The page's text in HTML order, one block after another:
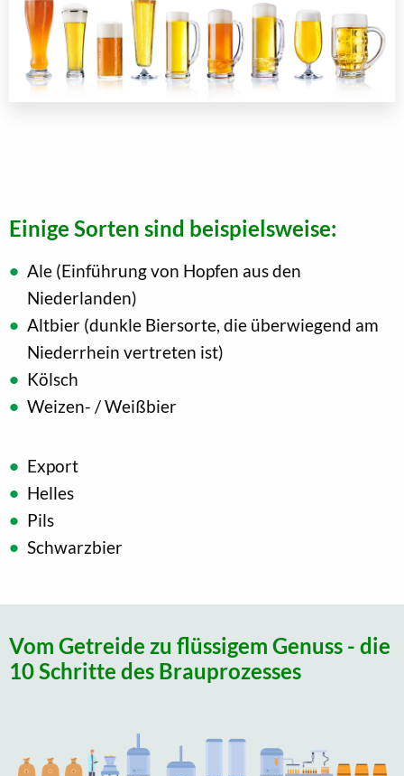
Einige Sorten sind beispielsweise:
Ale (Einführung von Hopfen aus den
Niederlanden)
Altbier (dunkle Biersorte, die überwiegend am
Niederrhein vertreten ist)
Kölsch
Weizen- / Weißbier
Export
Helles
Pils
Schwarzbier
Vom Getreide zu flüssigem Genuss - die
10 Schritte des Brauprozesses